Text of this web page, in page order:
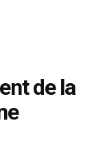
de la